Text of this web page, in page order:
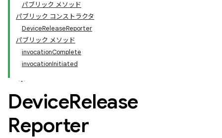
パブリック メソッド
パブリック コンストラクタ
DeviceReleaseReporter
パブリック メソッド
invocationComplete
invocationInitiated
DeviceRelease
Reporter